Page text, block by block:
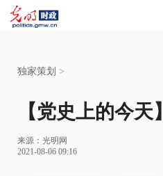
独家策划 >
【党史上的今天
来源： 光明网
2021-08-06 09:16